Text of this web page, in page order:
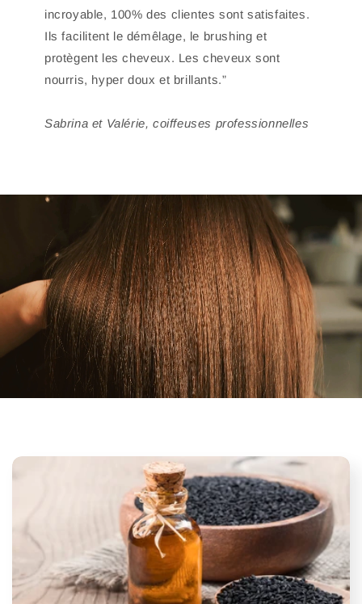
incroyable, 100% des clientes sont satisfaites.
Ils facilitent le démêlage, le brushing et
protègent les cheveux. Les cheveux sont
nourris, hyper doux et brillants.”
Sabrina et Valérie, coiffeuses professionnelles